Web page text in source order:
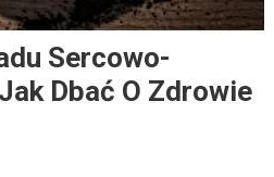
Sercowo-
Dbać O Zdrowie